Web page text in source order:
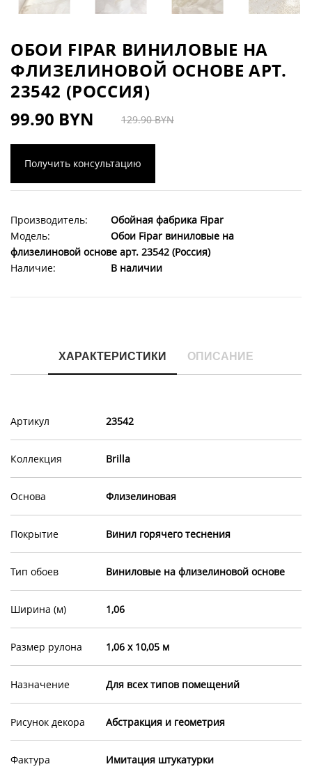
ОБОИ FIPAR ВИНИЛОВЫЕ НА
ФЛИЗЕЛИНОВОЙ ОСНОВЕ АРТ.
23542 (РОССИЯ)
99.90 BYN
129.90 BYN
Получить консультацию
Производитель:
Обойная фабрика Fipar
Модель:
Обои Fipar виниловые на
флизелиновой основе арт. 23542 (Россия)
Наличие:
В наличии
ХАРАКТЕРИСТИКИ ОПИСАНИЕ
Артикул 23542
Коллекция Brilla
Основа Флизелиновая
Покрытие Винил горячего теснения
Тип обоев Виниловые на флизелиновой основе
Ширина (м) 1,06
Размер рулона 1,06 х 10,05 м
Назначение Для всех типов помещений
Рисунок декора Абстракция и геометрия
Фактура Имитация штукатурки